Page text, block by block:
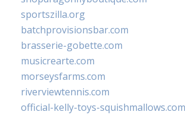
sportszilla.org
batchprovisionsbar.com
brasserie-gobette.com
musicrearte.com
morseysfarms.com
riverviewtennis.com
official-kelly-toys-squishmallows.com